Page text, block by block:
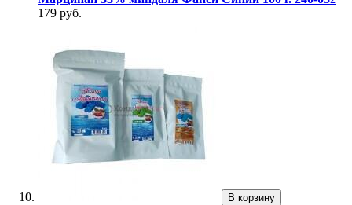
179 руб.
В корзину